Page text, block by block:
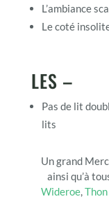
L’ambiance
Le coté
LES –
Pas de lit
lits
Un grand
ainsi qu’à
Wideroe,